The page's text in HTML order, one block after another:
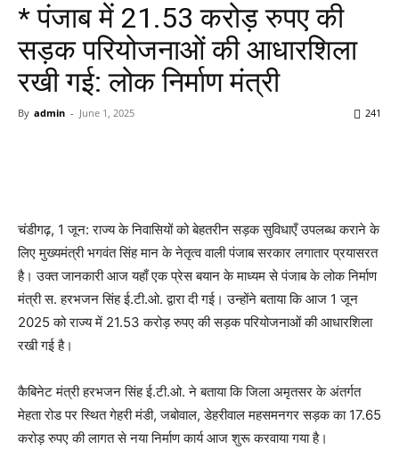
* पंजाब में 21.53 करोड़ रुपए की
सड़क परियोजनाओं की आधारशिला
रखी गई: लोक निर्माण मंत्री
By admin - June 1, 2025 241
चंडीगढ़, 1 जून: राज्य के निवासियों को बेहतरीन सड़क सुविधाएँ उपलब्ध कराने के
लिए मुख्यमंत्री भगवंत सिंह मान के नेतृत्व वाली पंजाब सरकार लगातार प्रयासरत
है। उक्त जानकारी आज यहाँ एक प्रेस बयान के माध्यम से पंजाब के लोक निर्माण
मंत्री स. हरभजन सिंह ई.टी.ओ. द्वारा दी गई। उन्होंने बताया कि आज 1 जून
2025 को राज्य में 21.53 करोड़ रुपए की सड़क परियोजनाओं की आधारशिला
रखी गई है।
कैबिनेट मंत्री हरभजन सिंह ई.टी.ओ. ने बताया कि जिला अमृतसर के अंतर्गत
मेहता रोड पर स्थित गेहरी मंडी, जबोवाल, डेहरीवाल महसमनगर सड़क का 17.65
करोड़ रुपए की लागत से नया निर्माण कार्य आज शुरू करवाया गया है।